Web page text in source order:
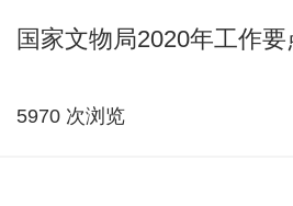
国家文物局2020年工作要
5970 次浏览